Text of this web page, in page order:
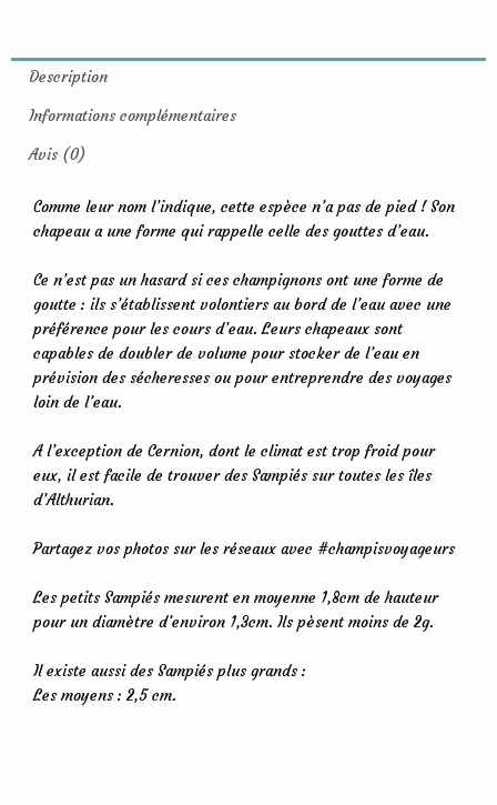
Description
Informations complémentaires
Avis (0)
Comme leur nom l’indique, cette espèce n’a pas de pied ! Son
chapeau a une forme qui rappelle celle des gouttes d’eau.
Ce n’est pas un hasard si ces champignons ont une forme de
goutte : ils s’établissent volontiers au bord de l’eau avec une
préférence pour les cours d’eau. Leurs chapeaux sont
capables de doubler de volume pour stocker de l’eau en
prévision des sécheresses ou pour entreprendre des voyages
loin de l’eau.
A l’exception de Cernion, dont le climat est trop froid pour
eux, il est facile de trouver des Sampiés sur toutes les îles
d’Althurian.
Partagez vos photos sur les réseaux avec #champisvoyageurs
Les petits Sampiés mesurent en moyenne 1,8cm de hauteur
pour un diamètre d’environ 1,3cm. Ils pèsent moins de 2g.
Il existe aussi des Sampiés plus grands :
Les moyens : 2,5 cm.